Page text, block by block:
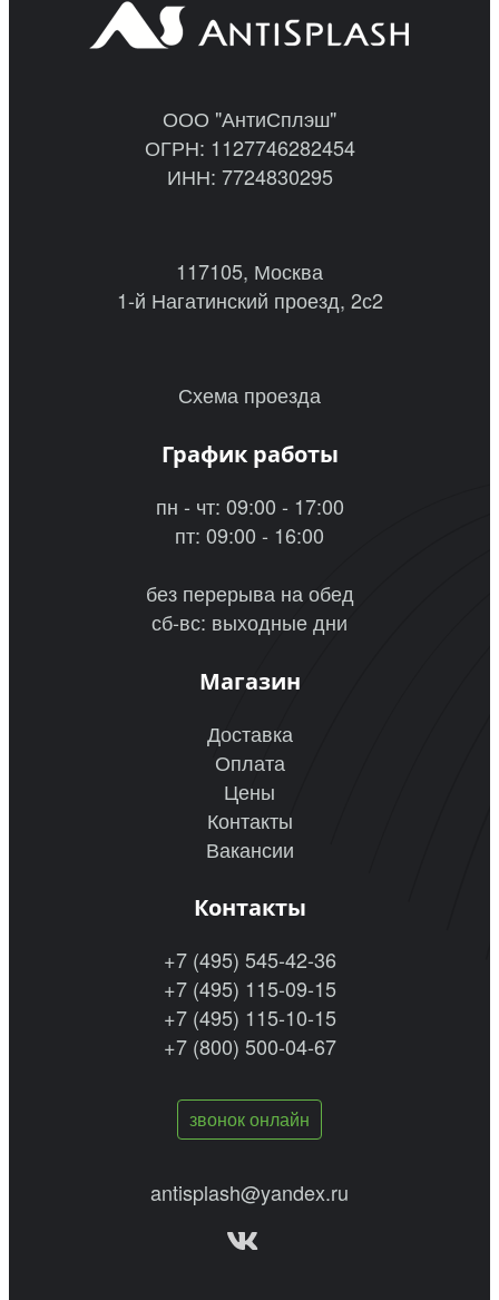
ООО "АнтиСплэш"
ОГРН: 1127746282454
ИНН: 7724830295
117105, Москва
1-й Нагатинский проезд, 2с2
Схема проезда
График работы
пн - чт: 09:00 - 17:00
пт: 09:00 - 16:00
без перерыва на обед
сб-вс: выходные дни
Магазин
Доставка
Оплата
Цены
Контакты
Вакансии
Контакты
+7 (495) 545-42-36
+7 (495) 115-09-15
+7 (495) 115-10-15
+7 (800) 500-04-67
звонок онлайн
antisplash@yandex.ru